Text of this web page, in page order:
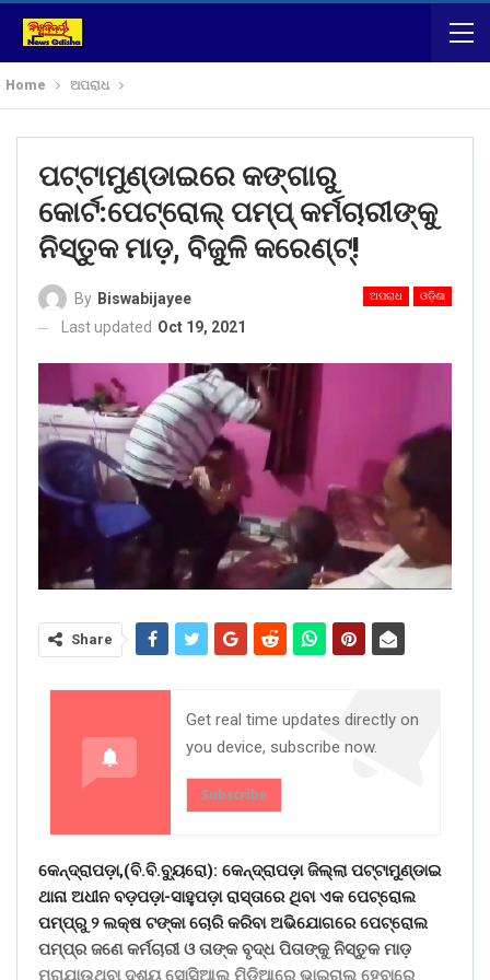
Home ଅପରାଧ
ପଟ୍ଟାମୁଣ୍ଡାଇରେ କଙ୍ଗାରୁ
କୋର୍ଟ:ପେଟ୍ରୋଲ୍ ପମ୍ପ୍ କର୍ମଚାରୀଙ୍କୁ
ନିସ୍ତୁକ ମାଡ଼, ବିଜୁଳି କରେଣ୍ଟ୍!
ଅପରାଧ ଓଡ଼ିଶା
By Biswabijayee
Last updated Oct 19, 2021
Share
Get real time updates directly on
you device, subscribe now.
Subscribe
କେନ୍ଦ୍ରାପଡ଼ା,(ବି.ବି.ବୁ୍ୟରୋ): କେନ୍ଦ୍ରାପଡ଼ା ଜିଲ୍ଲା ପଟ୍ଟାମୁଣ୍ଡାଇ
ଥାନା ଅଧୀନ ବଡ଼ପଡ଼ା-ସାହୁପଡ଼ା ରାସ୍ତାରେ ଥିବା ଏକ ପେଟ୍ରୋଲ
ପମ୍ପ୍ରୁ ୨ ଲକ୍ଷ ଟଙ୍କା ଚୋରି କରିବା ଅଭିଯୋଗରେ ପେଟ୍ରୋଲ
ପମ୍ପ୍ର ଜଣେ କର୍ମଚାରୀ ଓ ତାଙ୍କ ବୃଦ୍ଧ ପିତାଙ୍କୁ ନିସ୍ତୁକ ମାଡ଼
ମରାଯାଉଥିବା ଦୃଶ୍ୟ ସୋସିଆଲ୍ ମିଡିଆରେ ଭାଇରାଲ୍ ହେବାରେ